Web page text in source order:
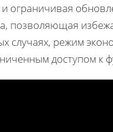
ограничивая
позволяющая
случаях, режим
доступом к